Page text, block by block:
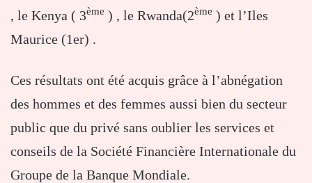
, le Kenya ( 3ème ) , le Rwanda(2ème ) et l’Iles
Maurice (1er) .
Ces résultats ont été acquis grâce à l’abnégation
des hommes et des femmes aussi bien du secteur
public que du privé sans oublier les services et
conseils de la Société Financière Internationale du
Groupe de la Banque Mondiale.